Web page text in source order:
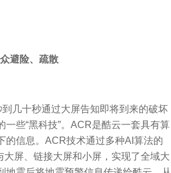
避险、疏散
几十秒通过大屏告知即将到来的破坏
些“黑科技”。ACR是酷云一套具有算
的信息。ACR技术通过多种AI算法的
屏、链接大屏和小屏，实现了全域大